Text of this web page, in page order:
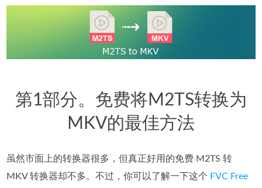
第1部分。免费将M2TS转换为
MKV的最佳方法
虽然市面上的转换器很多，但真正好用的免费 M2TS 转
MKV 转换器却不多。不过，你可以了解一下这个 FVC Free